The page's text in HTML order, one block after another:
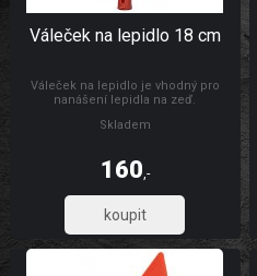
Váleček na lepidlo 18 cm
Váleček na lepidlo je vhodný pro
nanášení lepidla na zeď.
Skladem
160,-
132,23